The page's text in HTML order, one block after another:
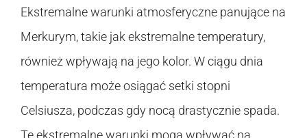
Ekstremalne warunki atmosferyczne panujące na
Merkurym, takie jak ekstremalne temperatury,
również wpływają na jego kolor. W ciągu dnia
temperatura może osiągać setki stopni
Celsiusza, podczas gdy nocą drastycznie spada.
Te ekstremalne warunki mogą wpływać na